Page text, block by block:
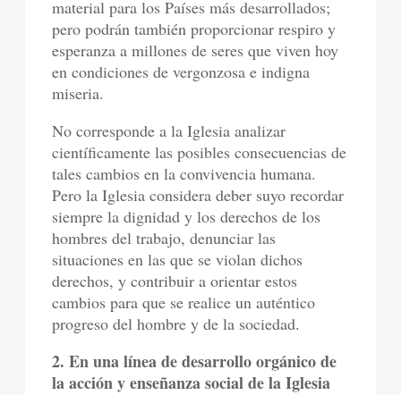
material para los Países más desarrollados;
pero podrán también proporcionar respiro y
esperanza a millones de seres que viven hoy
en condiciones de vergonzosa e indigna
miseria.
No corresponde a la Iglesia analizar
científicamente las posibles consecuencias de
tales cambios en la convivencia humana.
Pero la Iglesia considera deber suyo recordar
siempre la dignidad y los derechos de los
hombres del trabajo, denunciar las
situaciones en las que se violan dichos
derechos, y contribuir a orientar estos
cambios para que se realice un auténtico
progreso del hombre y de la sociedad.
2. En una línea de desarrollo orgánico de
la acción y enseñanza social de la Iglesia